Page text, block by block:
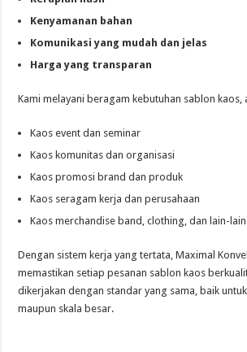
Kenyamanan bahan
Komunikasi yang mudah dan jelas
Harga yang transparan
Kami melayani beragam kebutuhan sablon kaos,
Kaos event dan seminar
Kaos komunitas dan organisasi
Kaos promosi brand dan produk
Kaos seragam kerja dan perusahaan
Kaos merchandise band, clothing, dan lain-lain
Dengan sistem kerja yang tertata, Maximal
memastikan setiap pesanan sablon kaos
dikerjakan dengan standar yang sama, baik untuk
maupun skala besar.